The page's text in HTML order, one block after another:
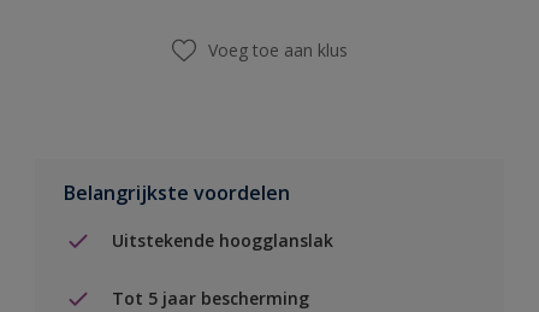
Voeg toe aan klus
Belangrijkste voordelen
Uitstekende hoogglanslak
Tot 5 jaar bescherming